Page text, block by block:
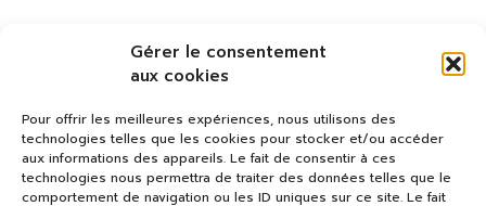
Gérer le consentement
aux cookies
Pour offrir les meilleures expériences, nous utilisons des
technologies telles que les cookies pour stocker et/ou accéder
aux informations des appareils. Le fait de consentir à ces
technologies nous permettra de traiter des données telles que le
comportement de navigation ou les ID uniques sur ce site. Le fait